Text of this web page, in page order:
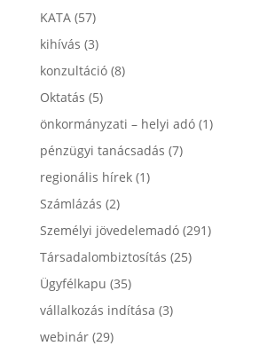
KATA(57)
kihívás (3)
konzultáció(8)
Oktatás (5)
önkormányzati – helyi adó(1)
pénzügyi tanácsadás (7)
regionális hírek(1)
Számlázás (2)
Személyi jövedelemadó(291)
Társadalombiztosítás (25)
Ügyfélkapu (35)
vállalkozás indítása (3)
webinár(29)